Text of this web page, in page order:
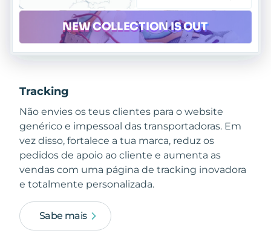
Tracking
Não envies os teus clientes para o website
genérico e impessoal das transportadoras. Em
vez disso, fortalece a tua marca, reduz os
pedidos de apoio ao cliente e aumenta as
vendas com uma página de tracking inovadora
e totalmente personalizada.
Sabe mais